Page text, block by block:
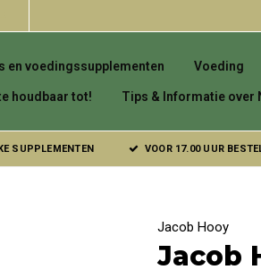
en voedingssupplementen Voeding
houdbaar tot! Tips & Informatie over
SUPPLEMENTEN VOOR 17.00 UUR
Jacob Hooy
Jacob